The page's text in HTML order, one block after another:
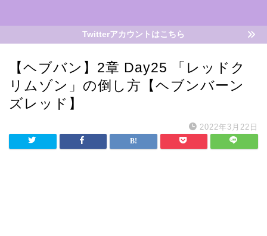
Twitterアカウントはこちら
【ヘブバン】2章 Day25 「レッドク
リムゾン」の倒し方【ヘブンバーン
ズレッド】
2022年3月22日